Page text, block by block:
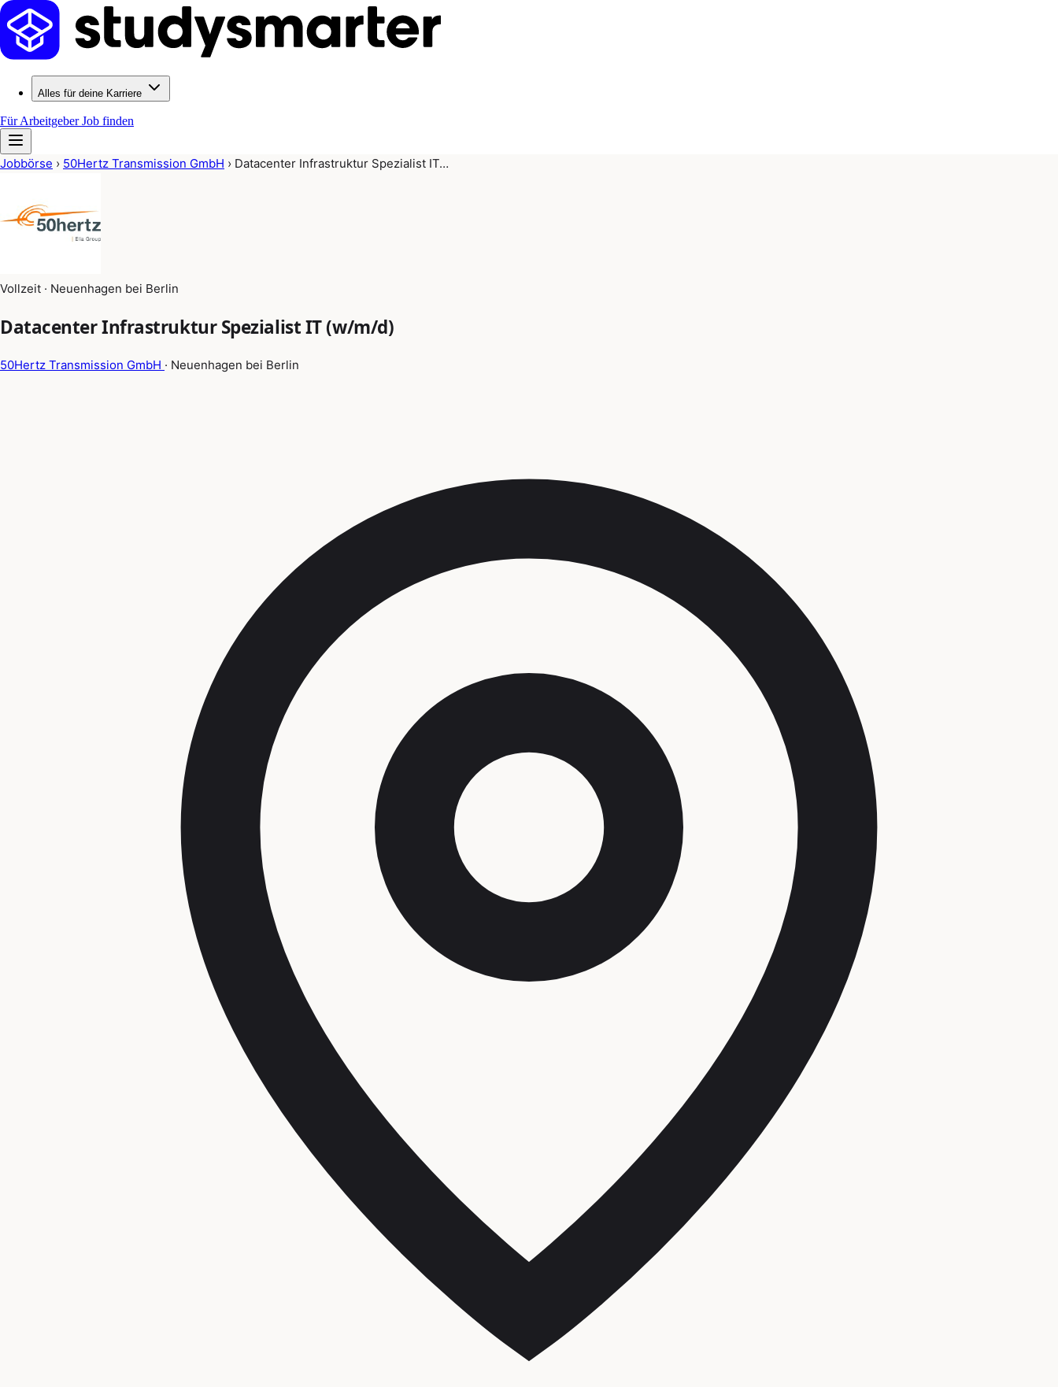
Alles für deine Karriere
Für ArbeitgeberJob finden
Jobbörse › 50Hertz Transmission GmbH › Datacenter Infrastruktur Spezialist IT…
Vollzeit · Neuenhagen bei Berlin
Datacenter Infrastruktur Spezialist IT (w/m/d)
50Hertz Transmission GmbH · Neuenhagen bei Berlin